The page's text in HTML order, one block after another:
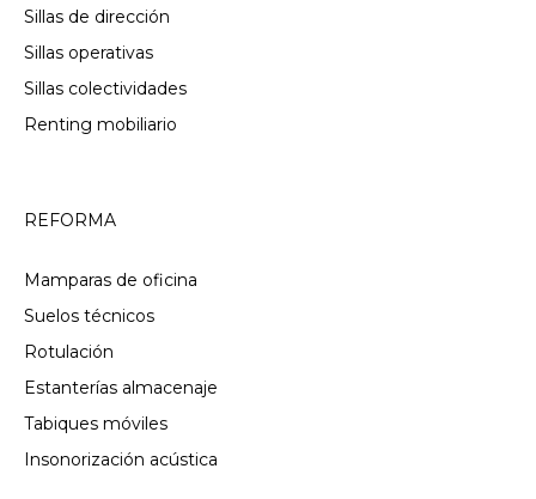
Sillas de dirección
Sillas operativas
Sillas colectividades
Renting mobiliario
REFORMA
Mamparas de oficina
Suelos técnicos
Rotulación
Estanterías almacenaje
Tabiques móviles
Insonorización acústica